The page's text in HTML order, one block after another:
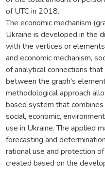
of UTC in 2018.
The economic mechanism
Ukraine is developed in the
with the vertices or
and economic mechanism,
of analytical connections
between the graph's
methodological approach
based system that
social, economic,
use in Ukraine. The applied
forecasting and
rational use and protection
created based on the